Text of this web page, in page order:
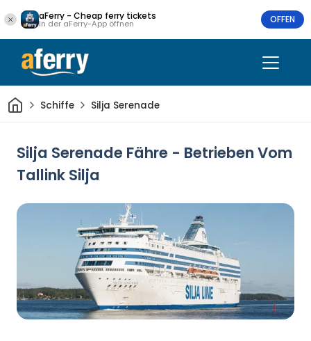
aFerry - Cheap ferry tickets
In der aFerry-App öffnen OFFEN
HeimSchiffe Silja Serenade
Silja Serenade Fähre - Betrieben Vom
Tallink Silja